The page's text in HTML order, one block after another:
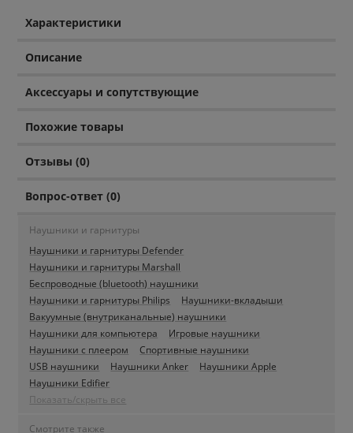
Характеристики
Описание
Аксессуары и сопутствующие
Похожие товары
Отзывы (0)
Вопрос-ответ (0)
Наушники и гарнитуры
Наушники и гарнитуры Defender
Наушники и гарнитуры Marshall
Беспроводные (bluetooth) наушники
Наушники и гарнитуры Philips
Наушники-вкладыши
Вакуумные (внутриканальные) наушники
Наушники для компьютера
Игровые наушники
Наушники с плеером
Спортивные наушники
USB наушники
Наушники Anker
Наушники Apple
Наушники Edifier
Показать/скрыть все
Смотрите также